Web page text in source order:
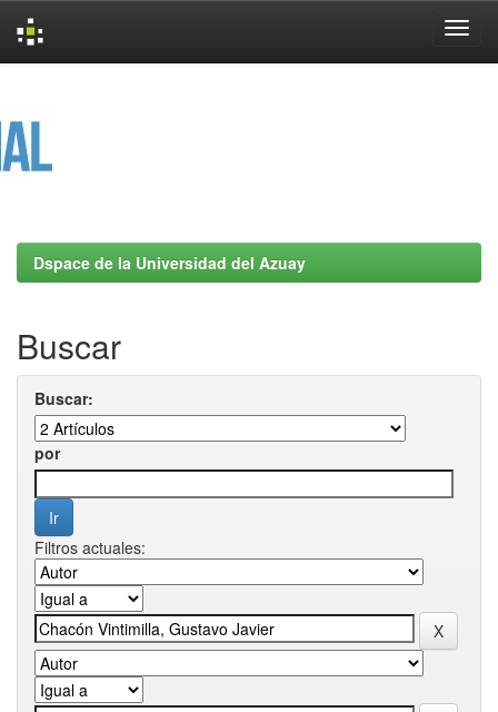
Dspace de la Universidad del Azuay
Buscar
Buscar:
por
Filtros actuales: